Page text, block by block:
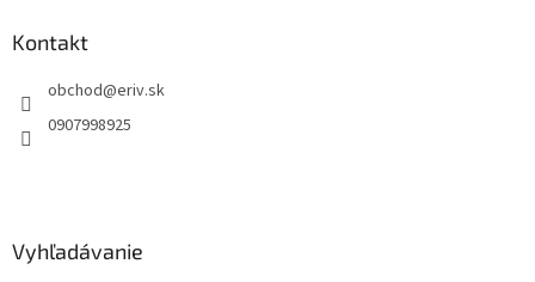
Kontakt
obchod@eriv.sk
0907998925
Vyhľadávanie